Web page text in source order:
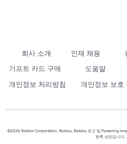
회사 소개 인재 채용
기프트 카드 구매
도움말
개인정보 처리방침
개인정보 보호
©2026 Roblox Corporation. Roblox, Roblox 로고 및 Powering
등록 상표입니다.